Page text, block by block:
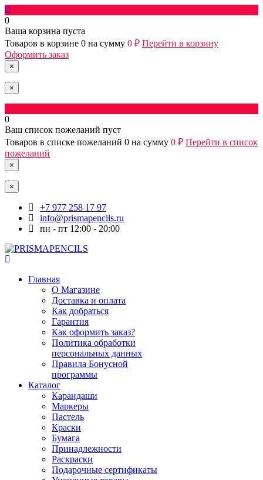
0
Ваша корзина пуста
Товаров в корзине 0 на сумму 0 ₽ Перейти в корзину
Оформить заказ
×
×
0
Ваш список пожеланий пуст
Товаров в списке пожеланий 0 на сумму 0 ₽ Перейти в список
пожеланий
×
×
+7 977 258 17 97
info@prismapencils.ru
пн - пт 12:00 - 20:00
Главная
О Магазине
Доставка и оплата
Как добраться
Гарантия
Как оформить заказ?
Политика обработки
персональных данных
Правила Бонусной
программы
Каталог
Карандаши
Маркеры
Пастель
Краски
Бумага
Принадлежности
Раскраски
Подарочные сертификаты